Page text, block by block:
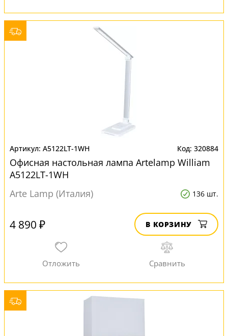
A5122LT-1WH 320884
Офисная настольная лампа Artelamp William
A5122LT-1WH
Arte Lamp (Италия)
136 шт.
4 890 ₽ В КОРЗИНУ